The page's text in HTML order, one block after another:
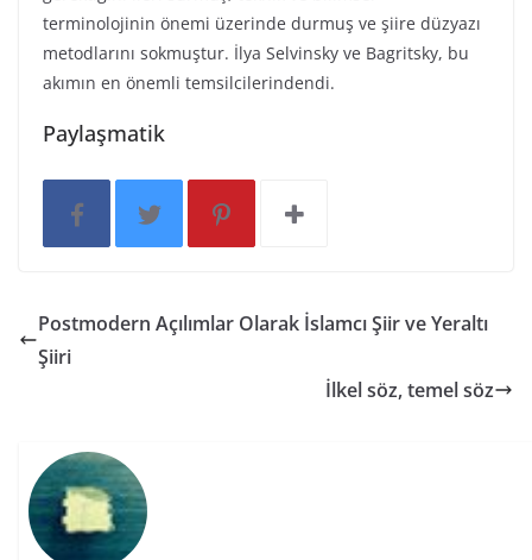
terminolojinin önemi üzerinde durmuş ve şiire düzyazı
metodlarını sokmuştur. İlya Selvinsky ve Bagritsky, bu
akımın en önemli temsilcilerindendi.
Paylaşmatik
Postmodern Açılımlar Olarak İslamcı Şiir ve Yeraltı
Şiiri
İlkel söz, temel söz